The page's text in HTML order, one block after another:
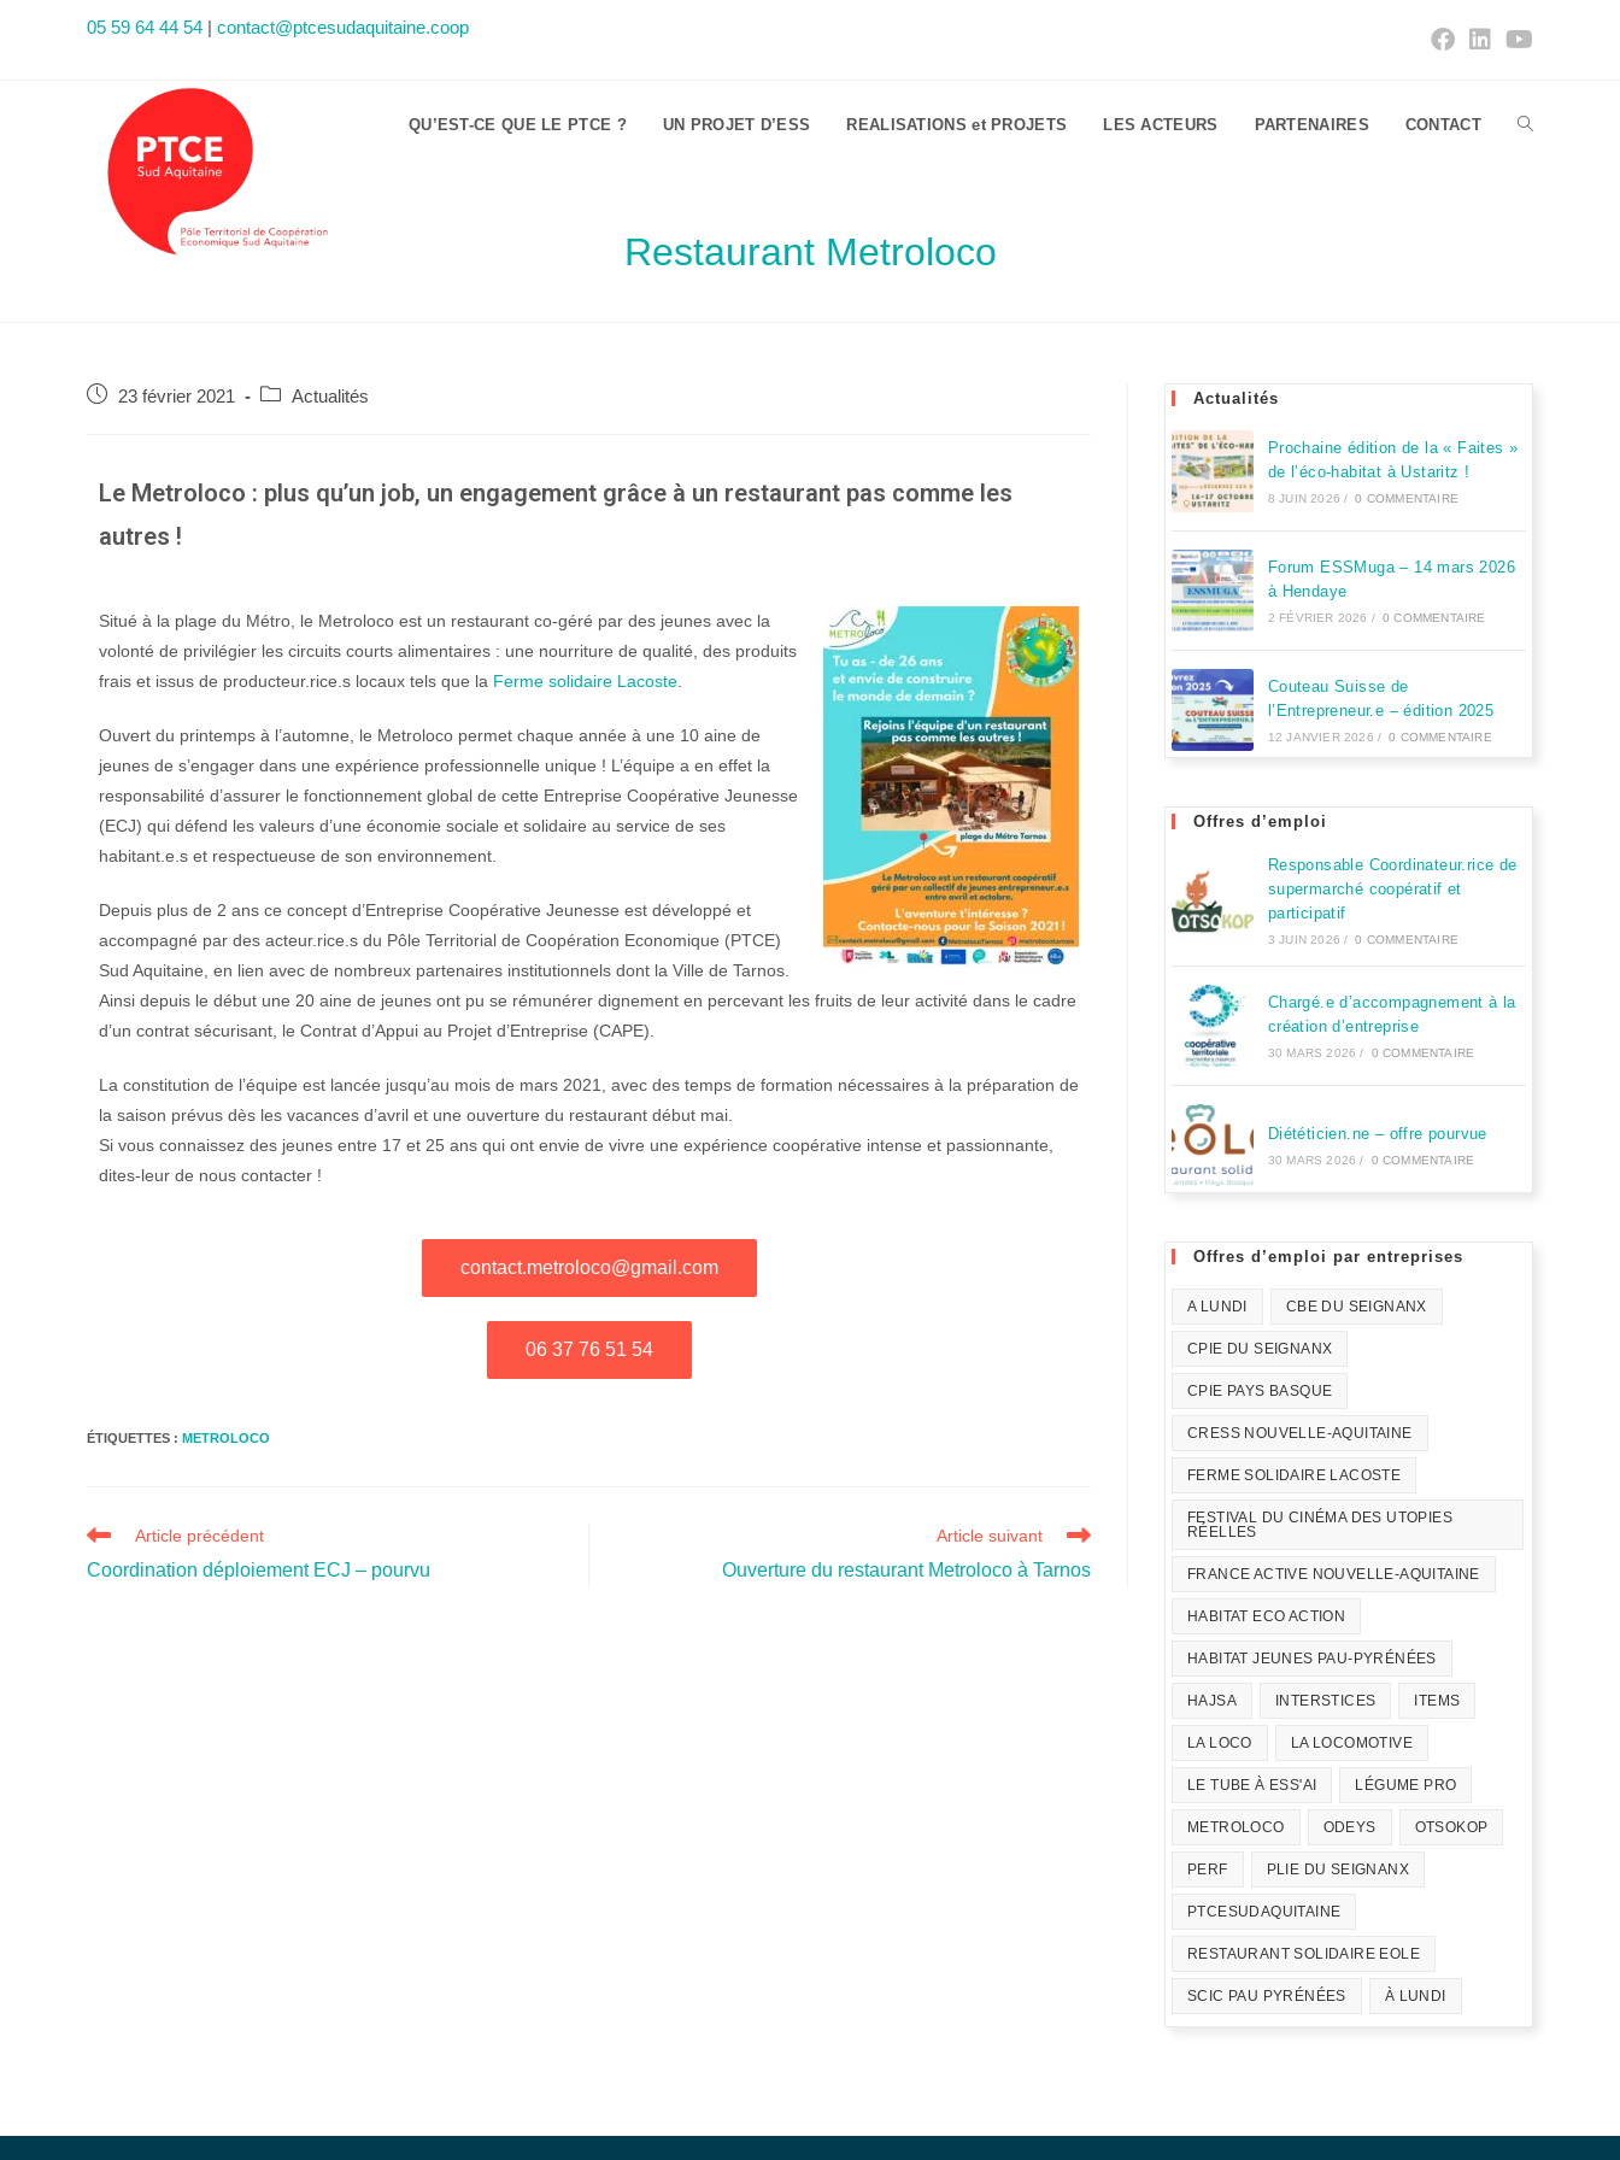
05 59 64 44 54 | contact@ptcesudaquitaine.coop
QU’EST-CE QUE LE PTCE ? UN PROJET D’ESS REALISATIONS et PROJETS LES ACTEURS PARTENAIRES CONTACT
Restaurant Metroloco
23 février 2021 Actualités
Le Metroloco : plus qu’un job, un engagement grâce à un restaurant pas comme les
autres !
Situé à la plage du Métro, le Metroloco est un restaurant co-géré par des jeunes avec la
volonté de privilégier les circuits courts alimentaires : une nourriture de qualité, des produits
frais et issus de producteur.rice.s locaux tels que la Ferme solidaire Lacoste
Ouvert du printemps à l’automne, le Metroloco permet chaque année à une 10 aine de
jeunes de s’engager dans une expérience professionnelle unique ! L’équipe a en effet la
responsabilité d’assurer le fonctionnement global de cette Entreprise Coopérative Jeunesse
(ECJ) qui défend les valeurs d’une économie sociale et solidaire au service de ses
habitant.e.s et respectueuse de son environnement.
Depuis plus de 2 ans ce concept d’Entreprise Coopérative Jeunesse est développé et
accompagné par des acteur.rice.s du Pôle Territorial de Coopération Economique (PTCE)
Sud Aquitaine, en lien avec de nombreux partenaires institutionnels dont la Ville de Tarnos.
Ainsi depuis le début une 20 aine de jeunes ont pu se rémunérer dignement en percevant les fruits de leur activité dans le cadre
d’un contrat sécurisant, le Contrat d’Appui au Projet d’Entreprise (CAPE).
La constitution de l’équipe est lancée jusqu’au mois de mars 2021, avec des temps de formation nécessaires à la préparation de
la saison prévus dès les vacances d’avril et une ouverture du restaurant début mai.
Si vous connaissez des jeunes entre 17 et 25 ans qui ont envie de vivre une expérience coopérative intense et passionnante,
dites-leur de nous contacter !
contact.metroloco@gmail.com
06 37 76 51 54
ÉTIQUETTES : METROLOCO
Article précédent
Coordination déploiement ECJ – pourvu
Article suivant
Ouverture du restaurant Metroloco à Tarnos
Actualités
Prochaine édition de la « Faites »
de l’éco-habitat à Ustaritz !
8 JUIN 2026 / 0 COMMENTAIRE
Forum ESSMuga – 14 mars 2026
à Hendaye
2 FÉVRIER 2026 / 0 COMMENTAIRE
Couteau Suisse de
l’Entrepreneur.e – édition 2025
12 JANVIER 2026 / 0 COMMENTAIRE
Offres d’emploi
Responsable Coordinateur.rice de
supermarché coopératif et
participatif
3 JUIN 2026 / 0 COMMENTAIRE
Chargé.e d’accompagnement à la
création d’entreprise
30 MARS 2026 / 0 COMMENTAIRE
Diététicien.ne – offre pourvue
30 MARS 2026 / 0 COMMENTAIRE
Offres d’emploi par entreprises
A LUNDI CBE DU SEIGNANX
CPIE DU SEIGNANX
CPIE PAYS BASQUE
CRESS NOUVELLE-AQUITAINE
FERME SOLIDAIRE LACOSTE
FESTIVAL DU CINÉMA DES UTOPIES
RÉELLES
FRANCE ACTIVE NOUVELLE-AQUITAINE
HABITAT ECO ACTION
HABITAT JEUNES PAU-PYRÉNÉES
HAJSA INTERSTICES ITEMS
LA LOCO LA LOCOMOTIVE
LE TUBE À ESS'AI LÉGUME PRO
METROLOCO ODEYS OTSOKOP
PERF PLIE DU SEIGNANX
PTCESUDAQUITAINE
RESTAURANT SOLIDAIRE EOLE
SCIC PAU PYRÉNÉES À LUNDI